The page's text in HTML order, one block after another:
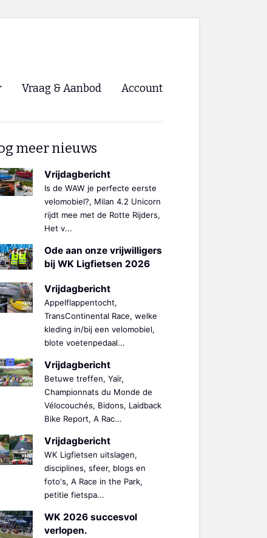
🡺
Vraag & Aanbod Account
meer nieuws
Vrijdagbericht
Is de WAW je perfecte eerste
velomobiel?, Milan 4.2 Unicorn
rijdt mee met de Rotte Rijders,
Het v...
Ode aan onze vrijwilligers
bij WK Ligfietsen 2026
Vrijdagbericht
Appelflappentocht,
TransContinental Race, welke
kleding in/bij een velomobiel,
blote voetenpedaal...
Vrijdagbericht
Betuwe treffen, Yaïr,
Championnats du Monde de
Vélocouchés, Bidons, Laidback
Bike Report, A Rac...
Vrijdagbericht
WK Ligfietsen uitslagen,
disciplines, sfeer, blogs en
foto's, A Race in the Park,
petitie fietspa...
WK 2026 succesvol
verlopen.